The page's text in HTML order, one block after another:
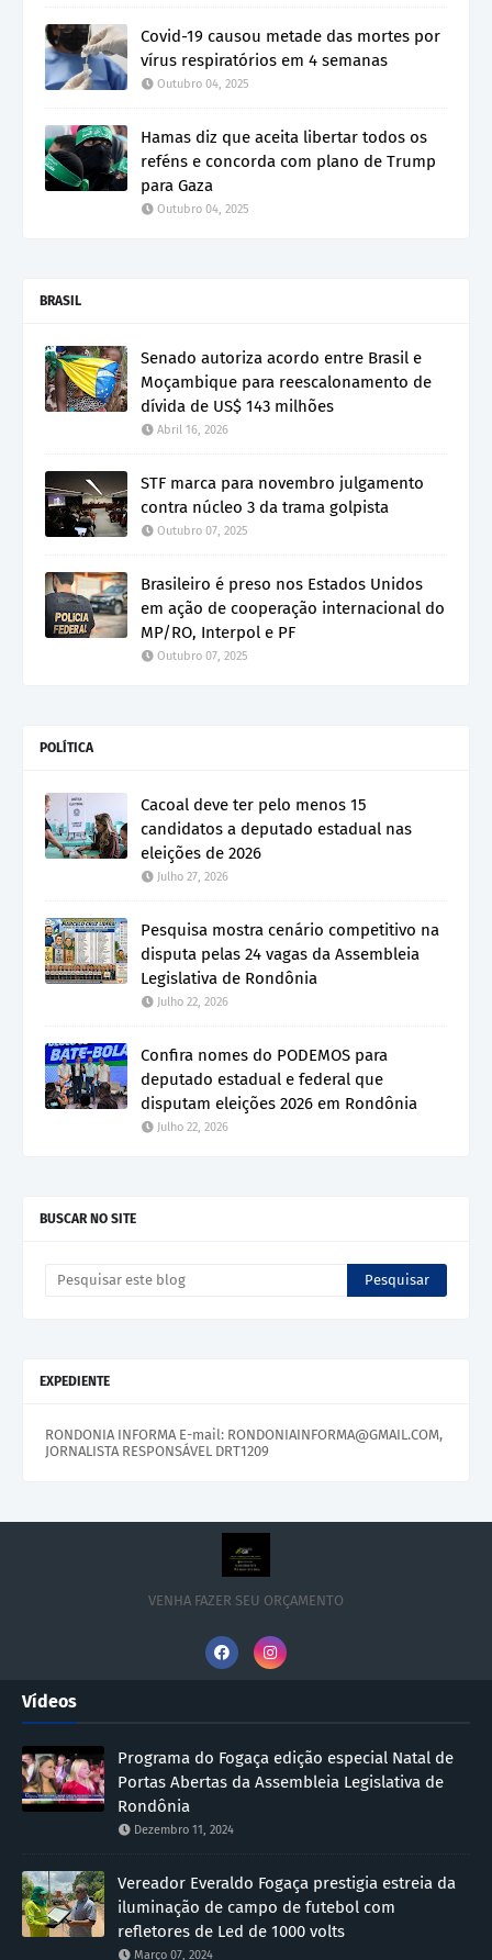
Covid-19 causou metade das mortes por
vírus respiratórios em 4 semanas
Outubro 04, 2025
Hamas diz que aceita libertar todos os
reféns e concorda com plano de Trump
para Gaza
Outubro 04, 2025
BRASIL
Senado autoriza acordo entre Brasil e
Moçambique para reescalonamento de
dívida de US$ 143 milhões
Abril 16, 2026
STF marca para novembro julgamento
contra núcleo 3 da trama golpista
Outubro 07, 2025
Brasileiro é preso nos Estados Unidos
em ação de cooperação internacional do
MP/RO, Interpol e PF
Outubro 07, 2025
POLÍTICA
Cacoal deve ter pelo menos 15
candidatos a deputado estadual nas
eleições de 2026
Julho 27, 2026
Pesquisa mostra cenário competitivo na
disputa pelas 24 vagas da Assembleia
Legislativa de Rondônia
Julho 22, 2026
Confira nomes do PODEMOS para
deputado estadual e federal que
disputam eleições 2026 em Rondônia
Julho 22, 2026
BUSCAR NO SITE
EXPEDIENTE
RONDONIA INFORMA E-mail: RONDONIAINFORMA@GMAIL.COM,
JORNALISTA RESPONSÁVEL DRT1209
VENHA FAZER SEU ORÇAMENTO
Vídeos
Programa do Fogaça edição especial Natal de
Portas Abertas da Assembleia Legislativa de
Rondônia
Dezembro 11, 2024
Vereador Everaldo Fogaça prestigia estreia da
iluminação de campo de futebol com
refletores de Led de 1000 volts
Março 07, 2024